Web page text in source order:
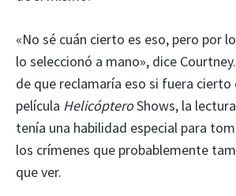
«No sé cuán cierto es eso, pero por
lo seleccionó a mano», dice
de que reclamaría eso si fuera cierto
película HelicópteroShows, la
tenía una habilidad especial para
los crímenes que probablemente
que ver.